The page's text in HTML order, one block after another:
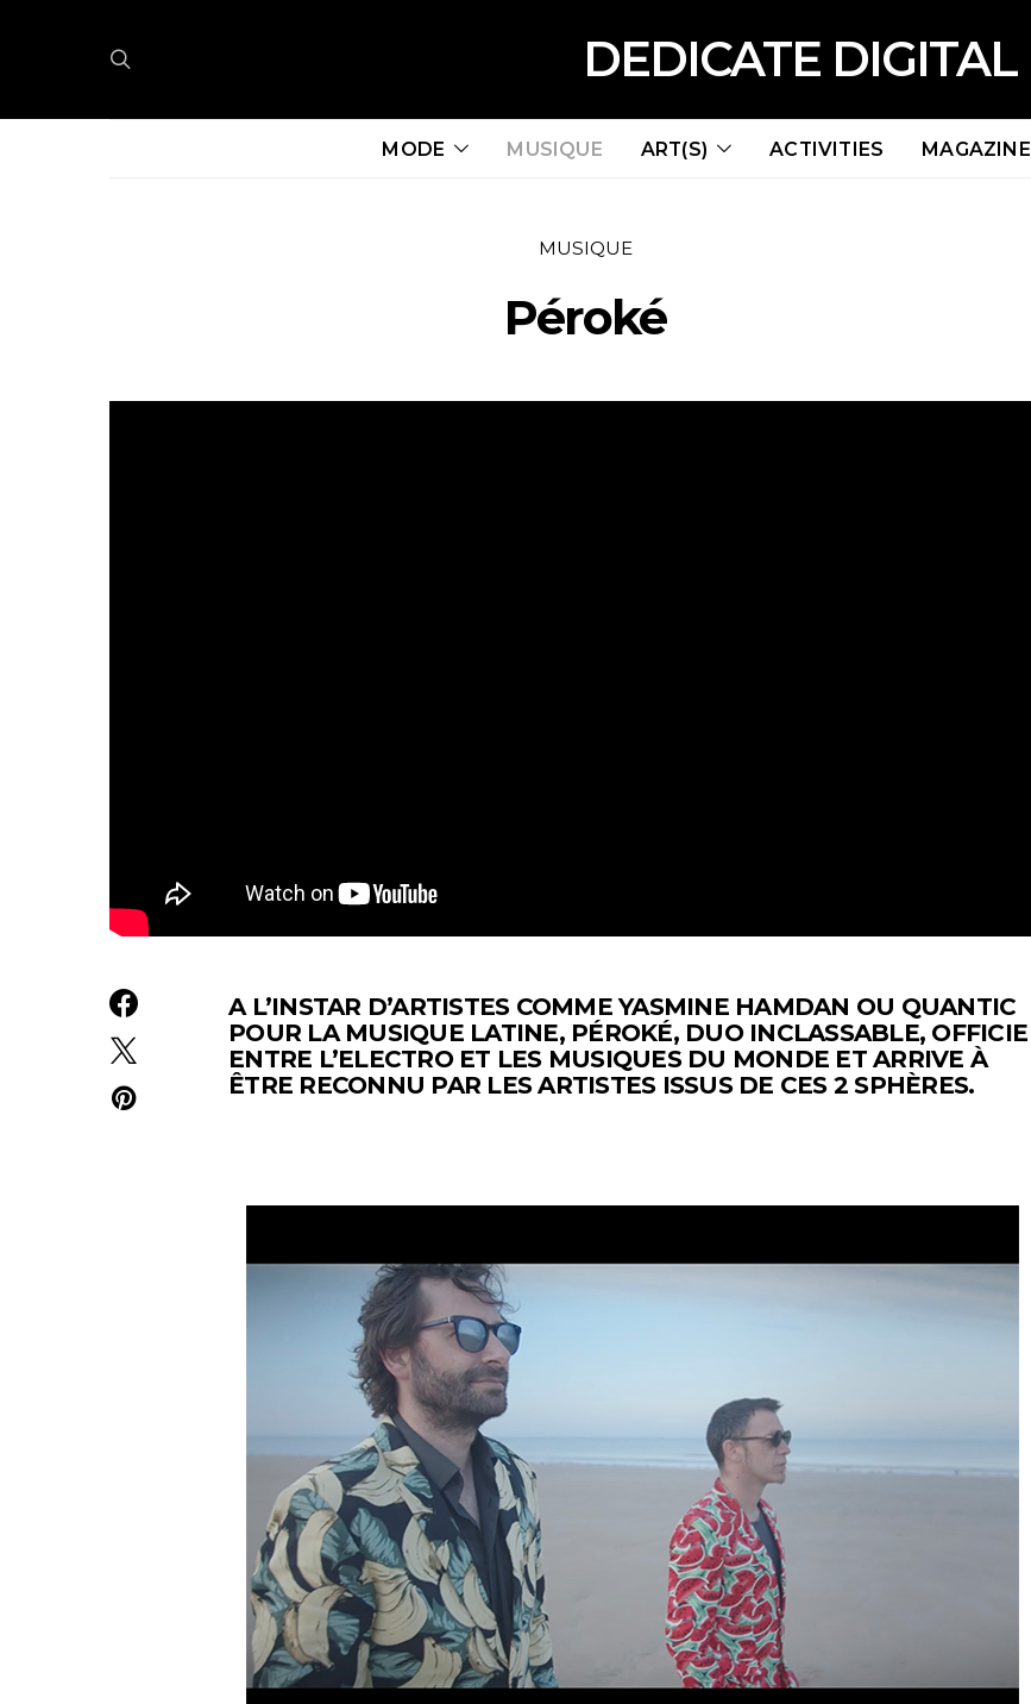
DEDICATE DIGITAL
MODE MUSIQUE ART(S) ACTIVITIES MAGAZINE
MUSIQUE
Péroké
A L’INSTAR D’ARTISTES COMME YASMINE HAMDAN OU QUANTIC
POUR LA MUSIQUE LATINE, PÉROKÉ, DUO INCLASSABLE, OFFICIE
ENTRE L’ELECTRO ET LES MUSIQUES DU MONDE ET ARRIVE À
ÊTRE RECONNU PAR LES ARTISTES ISSUS DE CES 2 SPHÈRES.